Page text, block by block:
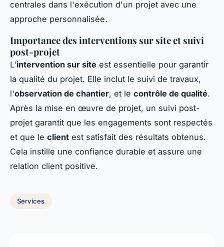
centrales dans l'exécution d'un projet avec une
approche personnalisée.
Importance des interventions sur site et suivi
post-projet
L'intervention sur site est essentielle pour garantir
la qualité du projet. Elle inclut le suivi de travaux,
l'observation de chantier, et le contrôle de qualité.
Après la mise en œuvre de projet, un suivi post-
projet garantit que les engagements sont respectés
et que le client est satisfait des résultats obtenus.
Cela instille une confiance durable et assure une
relation client positive.
Services